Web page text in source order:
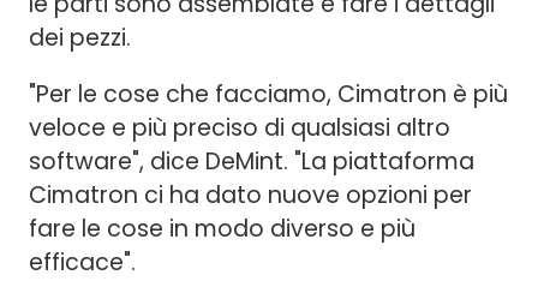
dei pezzi.
"Per le cose che facciamo, Cimatron è più
veloce e più preciso di qualsiasi altro
software", dice DeMint. "La piattaforma
Cimatron ci ha dato nuove opzioni per
fare le cose in modo diverso e più
efficace".